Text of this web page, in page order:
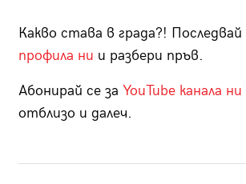
Какво става в града?! Последвай
профила ни и разбери пръв.
Абонирай се за YouTube канала ни
отблизо и далеч.